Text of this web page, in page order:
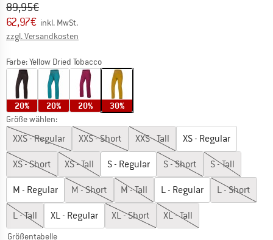
Ursprünglicher Preis :
89,95€
Preis:
62,97€ inkl. MwSt.
zzgl. Versandkosten
Farbe:Yellow Dried Tobacco
20% 20% 20% 30%
Größe wählen:
XXS - Regular XXS - Short XXS - Tall XS - Regular
XS - Short XS - Tall S - Regular S - Short S - Tall
M - Regular M - Short M - Tall L - Regular L - Short
L - Tall XL - Regular XL - Short XL - Tall
Größentabelle